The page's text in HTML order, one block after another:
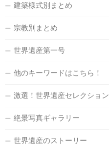
建築様式別まとめ
宗教別まとめ
世界遺産第一号
他のキーワードはこちら！
激選！世界遺産セレクション
絶景写真ギャラリー
世界遺産のストーリー